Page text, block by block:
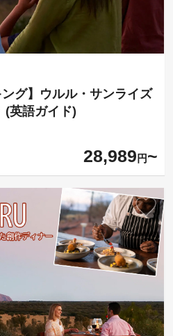
ング】ウルル・サンライズ
(英語ガイド)
28,989 円